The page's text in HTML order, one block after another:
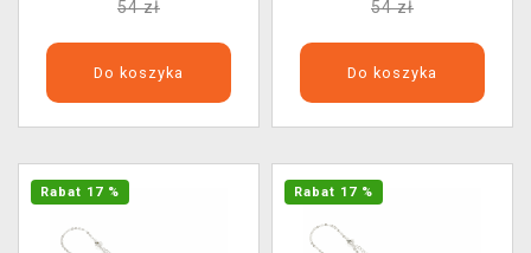
54 zł
Do koszyka
54 zł
Do koszyka
Rabat 17 % Rabat 17 %